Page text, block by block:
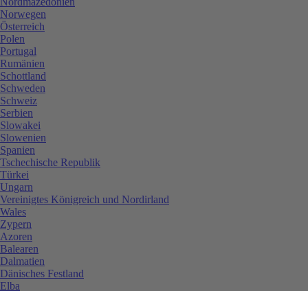
Norwegen
Österreich
Polen
Portugal
Rumänien
Schottland
Schweden
Schweiz
Serbien
Slowakei
Slowenien
Spanien
Tschechische Republik
Türkei
Ungarn
Vereinigtes Königreich und Nordirland
Wales
Zypern
Azoren
Balearen
Dalmatien
Dänisches Festland
Elba